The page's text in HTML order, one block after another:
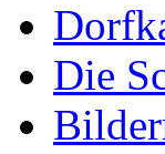
Die